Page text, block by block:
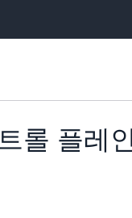
롤 플레